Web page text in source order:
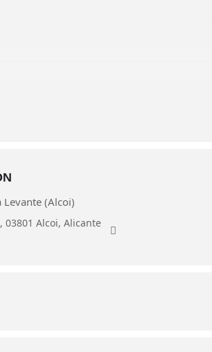
(Alcoi)
03801 Alcoi, Alicante